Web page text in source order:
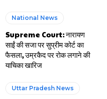
National News
Supreme Court: नारायण
साईं की सजा पर सुप्रीम कोर्ट का
फैसला, उम्रकैद पर रोक लगाने की
याचिका खारिज
Uttar Pradesh News